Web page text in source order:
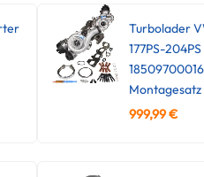
Turbolader
177PS-
Montagesatz
999,99€